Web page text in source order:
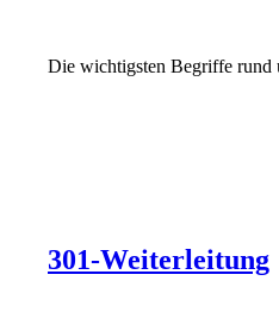
Die wichtigsten Begriffe rund
301-Weiterleitung